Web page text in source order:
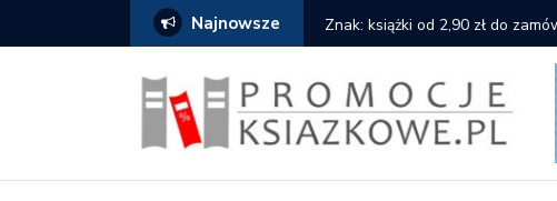
Najnowsze Znak: książki od 2,90 zł do